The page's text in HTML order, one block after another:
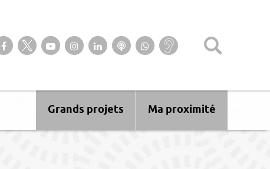
Suivez-nous sur notre page Facebook
Suivez-nous sur Twitter
Suivez-nous sur YouTube
Suivez-nous sur Instagram
Retrouvez-nous sur Linkedin
Ecoutez nos Podcasts
Suivez-nous sur
WhatsApp
Baisse
d’audition ?
Ma proximité
Grands projets